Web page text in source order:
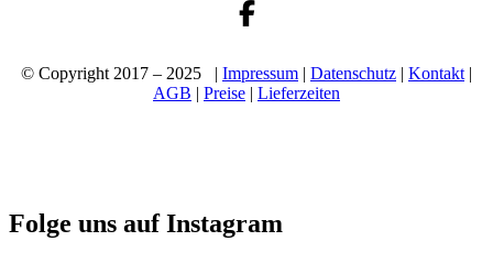
© Copyright 2017 – 2025 | Impressum | Datenschutz | Kontakt |
AGB | Preise | Lieferzeiten
Folge uns auf Instagram